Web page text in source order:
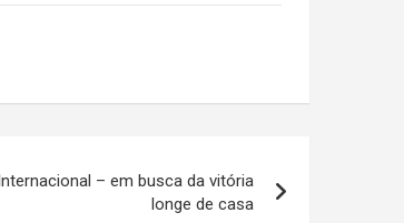
– em busca da vitória
longe de casa